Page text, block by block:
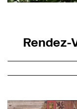
Rendez-